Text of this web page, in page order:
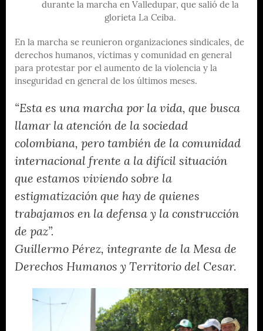
durante la marcha en Valledupar, que salió de la
glorieta La Ceiba.
En la marcha se reunieron organizaciones sindicales, de
derechos humanos, víctimas y comunidad en general
para protestar por el aumento de la violencia y la
inseguridad en general de los últimos meses.
“Esta es una marcha por la vida, que busca
llamar la atención de la sociedad
colombiana, pero también de la comunidad
internacional frente a la difícil situación
que estamos viviendo sobre la
estigmatización que hay de quienes
trabajamos en la defensa y la construcción
de paz”.
Guillermo Pérez, integrante de la Mesa de
Derechos Humanos y Territorio del Cesar.